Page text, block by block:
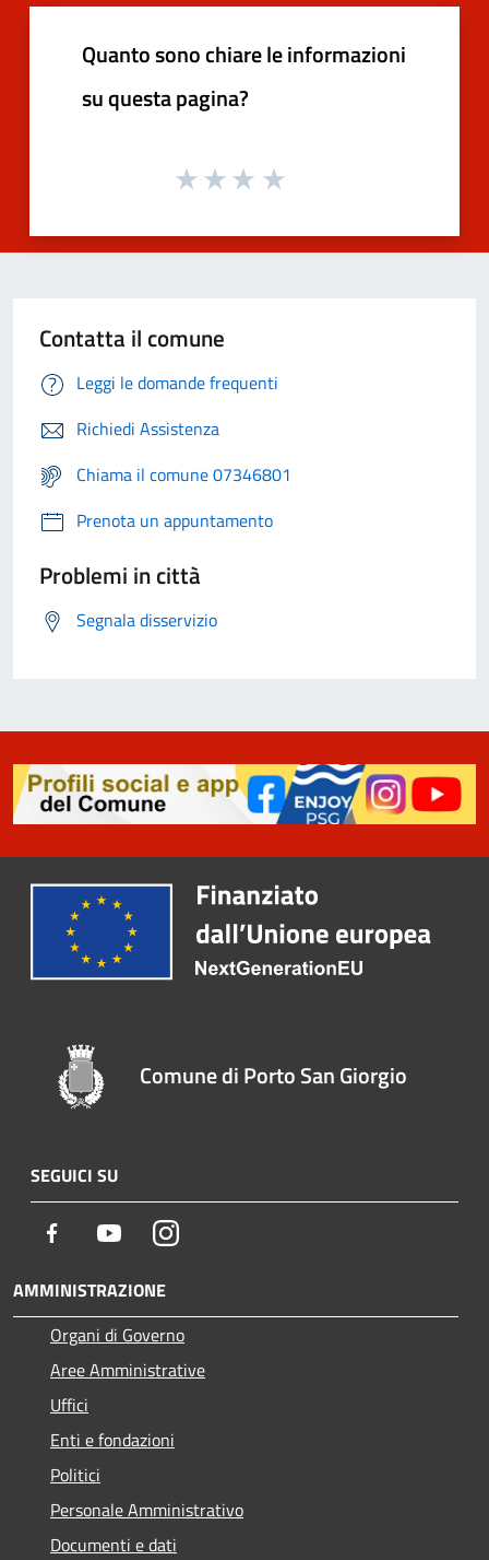
Quanto sono chiare le informazioni
su questa pagina?
Contatta il comune
Leggi le domande frequenti
Richiedi Assistenza
Chiama il comune 07346801
Prenota un appuntamento
Problemi in città
Segnala disservizio
Comune di Porto San Giorgio
SEGUICI SU
Facebook YoutubeInstagram
AMMINISTRAZIONE
Organi di Governo
Aree Amministrative
Uffici
Enti e fondazioni
Politici
Personale Amministrativo
Documenti e dati